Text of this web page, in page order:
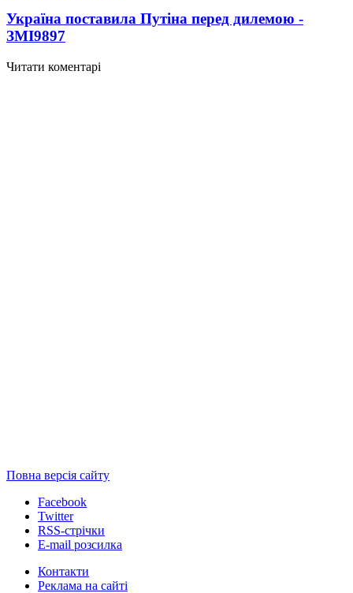
Україна поставила Путіна перед дилемою -
ЗМІ9897
Читати коментарі
Повна версія сайту
Facebook
Twitter
RSS-стрічки
E-mail розсилка
Контакти
Реклама на сайті